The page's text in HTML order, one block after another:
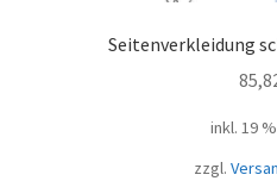
Seitenverkleidung
inkl. 19
zzgl.